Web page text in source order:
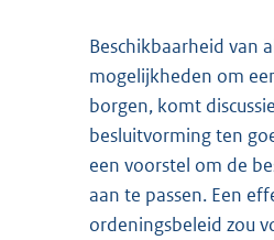
Beschikbaarheid van
mogelijkheden om
borgen, komt
besluitvorming ten
een voorstel om de
aan te passen. Een
ordeningsbeleid zou